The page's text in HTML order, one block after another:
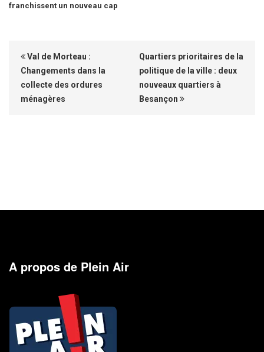
franchissent un nouveau cap
Val de Morteau :
Changements dans la
collecte des ordures
ménagères
Quartiers prioritaires de la
politique de la ville : deux
nouveaux quartiers à
Besançon
A propos de Plein Air